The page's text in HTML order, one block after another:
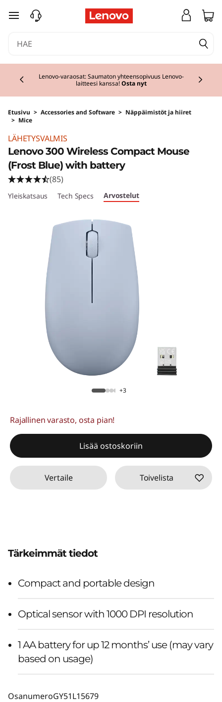
siirry pääsisältöön
Lenovo-varaosat: Saumaton yhteensopivuus Lenovo-
laitteesi kanssa!Osta nyt
Etusivu > Accessories and Software > Näppäimistöt ja hiiret
> Mice
LÄHETYSVALMIS
Lenovo 300 Wireless Compact Mouse
(Frost Blue) with battery
(85)
Yleiskatsaus Tech Specs Arvostelut
+3
Rajallinen varasto, osta pian!
Lisää ostoskoriin
Vertaile Toivelista
Tärkeimmät tiedot
Compact and portable design
Optical sensor with 1000 DPI resolution
1 AA battery for up 12 months’ use (may vary
based on usage)
OsanumeroGY51L15679